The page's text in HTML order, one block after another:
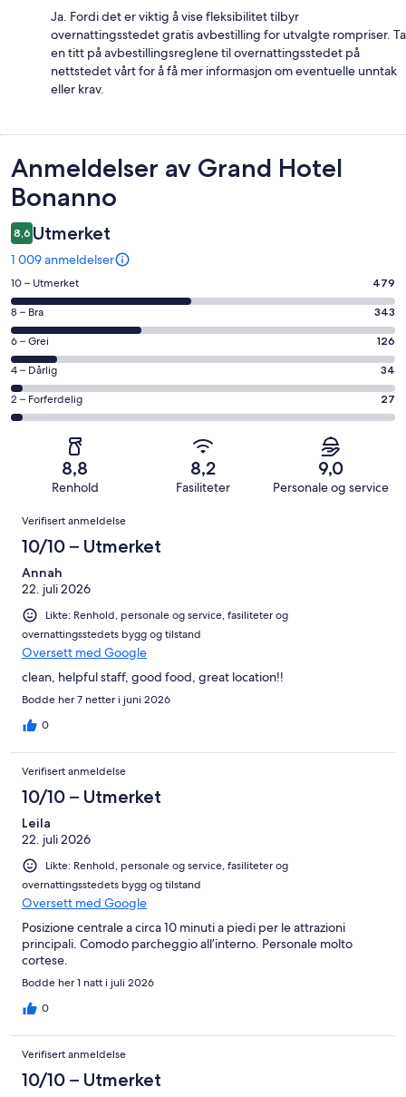
Ja. Fordi det er viktig å vise fleksibilitet tilbyr
overnattingsstedet gratis avbestilling for utvalgte rompriser. Ta
en titt på avbestillingsreglene til overnattingsstedet på
nettstedet vårt for å få mer informasjon om eventuelle unntak
eller krav.
Anmeldelser
Anmeldelser av Grand Hotel
Bonanno
8,6 Utmerket
1 009 anmeldelser
Rangering
på
10
−
Utmerket.
479
av
totalt
anmeldelser.
10 – Utmerket 479
Rangering
på
8
−
Bra.
343
anmeldelser.
8 – Bra 343
Rangering
på
6
−
Grei.
anmeldelser.
6 – Grei 126
Rangering
på
4
1009
anmeldelser.
4 – Dårlig 34
Rangering
på
Forferdelig.
av
1009
anmeldelser.
2 – Forferdelig 27
8,8
Renhold
8,2
Fasiliteter
9,0
Personale og service
Anmeldelser
Verifisert anmeldelse
10/10 – Utmerket
Annah
22. juli 2026
Likte: Renhold, personale og service, fasiliteter og
overnattingsstedets bygg og tilstand
Oversett med Google
clean, helpful staff, good food, great location!!
Bodde her 7 netter i juni 2026
0
Verifisert anmeldelse
10/10 – Utmerket
Leila
22. juli 2026
Likte: Renhold, personale og service, fasiliteter og
overnattingsstedets bygg og tilstand
Oversett med Google
Posizione centrale a circa 10 minuti a piedi per le attrazioni
principali. Comodo parcheggio all’interno. Personale molto
cortese.
Bodde her 1 natt i juli 2026
0
Verifisert anmeldelse
10/10 – Utmerket